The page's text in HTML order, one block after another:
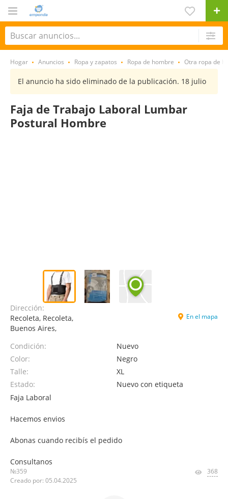
Hogar Anuncios Ropa y zapatos Ropa de hombre Otra ropa de
El anuncio ha sido eliminado de la publicación. 18 julio
Faja de Trabajo Laboral Lumbar
Postural Hombre
Dirección:
Recoleta, Recoleta,
Buenos Aires,
En el mapa
Condición:
Nuevo
Color:
Negro
Talle:
XL
Estado:
Nuevo con etiqueta
Faja Laboral
Hacemos envios
Abonas cuando recibís el pedido
Consultanos
№359
Creado por: 05.04.2025
368